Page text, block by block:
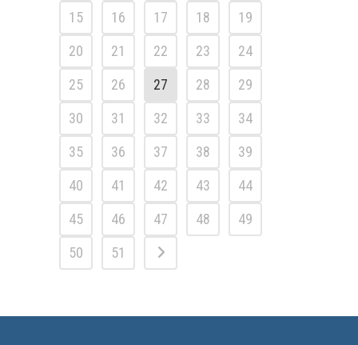
15
16 17 18
19
20
21 22 23
24
25
26 27 28
29
30
31 32 33
34
35
36 37 38
39
40
41 42 43
44
45
46 47 48
49
50
51